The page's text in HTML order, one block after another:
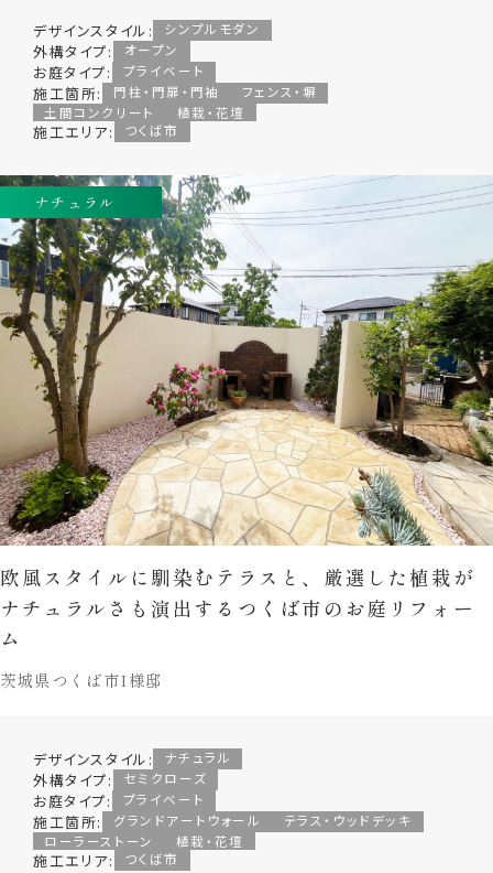
デザインスタイル: シンプルモダン
外構タイプ: オープン
お庭タイプ: プライベート
施工箇所: 門柱・門扉・門袖
フェンス・塀
土間コンクリート
植栽・花壇
施工エリア: つくば市
ナチュラル
欧風スタイルに馴染むテラスと、厳選した植栽が
ナチュラルさも演出するつくば市のお庭リフォー
ム
茨城県つくば市I様邸
デザインスタイル: ナチュラル
外構タイプ: セミクローズ
お庭タイプ: プライベート
施工箇所: グランドアートウォール
テラス・ウッドデッキ
ローラーストーン
植栽・花壇
施工エリア: つくば市